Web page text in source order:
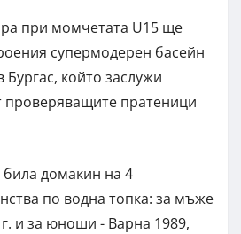
при момчетата U15 ще
супермодерен басейн
който заслужи
проверяващите пратеници
домакин на 4
по водна топка: за мъже
и за юноши - Варна 1989,